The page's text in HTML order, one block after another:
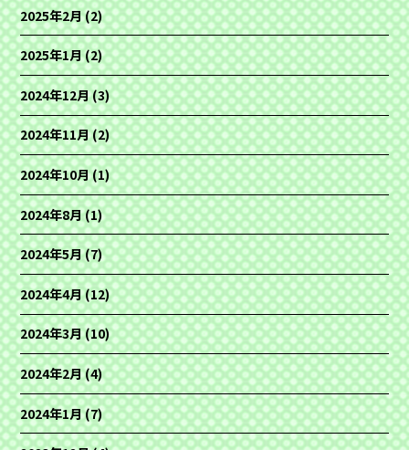
2025年2月(2)
2025年1月(2)
2024年12月(3)
2024年11月(2)
2024年10月(1)
2024年8月(1)
2024年5月(7)
2024年4月(12)
2024年3月(10)
2024年2月(4)
2024年1月(7)